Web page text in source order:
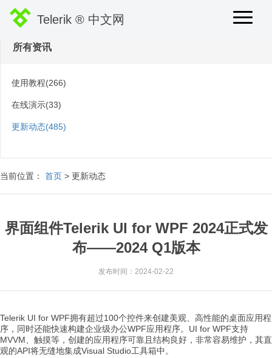
Telerik ® 中文网
所有资讯
使用教程(266)
在线演示(33)
更新动态(485)
当前位置： 首页 > 更新动态
界面组件Telerik UI for WPF 2024正式发
布——2024 Q1版本
发布时间：2024-02-22
Telerik UI for WPF拥有超过100个控件来创建美观、高性能的桌面应用程
序，同时还能快速构建企业级办公WPF应用程序。UI for WPF支持
MVVM、触摸等，创建的应用程序可靠且结构良好，非常容易维护，其直
观的API将无缝地集成Visual Studio工具箱中。